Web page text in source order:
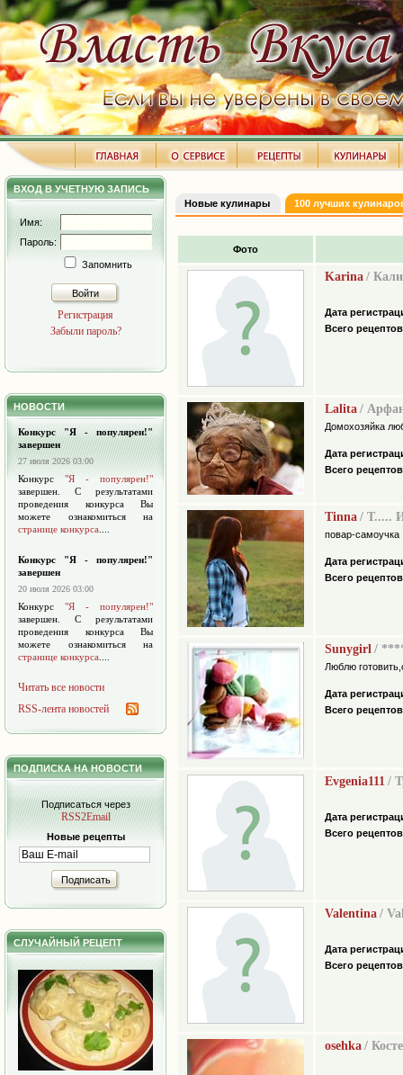
ВХОД В УЧЕТНУЮ ЗАПИСЬ
Имя:
Пароль:
Запомнить
Войти
Регистрация
Забыли пароль?
НОВОСТИ
Конкурс "Я - популярен!"
завершен
27 июля 2026 03:00
Конкурс "Я - популярен!"
завершен. С результатами
проведения конкурса Вы
можете ознакомиться на
странице конкурса
Конкурс "Я - популярен!"
завершен
20 июля 2026 03:00
Конкурс "Я - популярен!"
завершен. С результатами
проведения конкурса Вы
можете ознакомиться на
странице конкурса
Читать все новости
RSS-лента новостей
ПОДПИСКА НА НОВОСТИ
Подписаться через
RSS2Email
Новые рецепты
Подписать
СЛУЧАЙНЫЙ РЕЦЕПТ
Новые кулинары 100 лучших
Фото
Karina /
Дата
Всего
Lalita /
Домохозяйка
Дата
Всего
Tinna / Т.....
повар-самоучка
Дата
Всего
Sunygirl /
Люблю
Дата
Всего
Evgenia111 /
Дата
Всего
Valentina /
Дата
Всего
osehka /